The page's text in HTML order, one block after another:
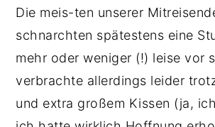
Die meis-ten unserer
schnarchten spätestens eine
mehr oder weniger (!) leise vor
verbrachte allerdings leider
und extra großem Kissen (ja,